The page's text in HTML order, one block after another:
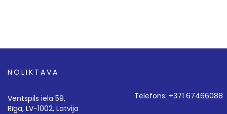
NOLIKTAVA
Ventspils iela 59,
Rīga, LV-1002, Latvija
Telefons: +371 67466088